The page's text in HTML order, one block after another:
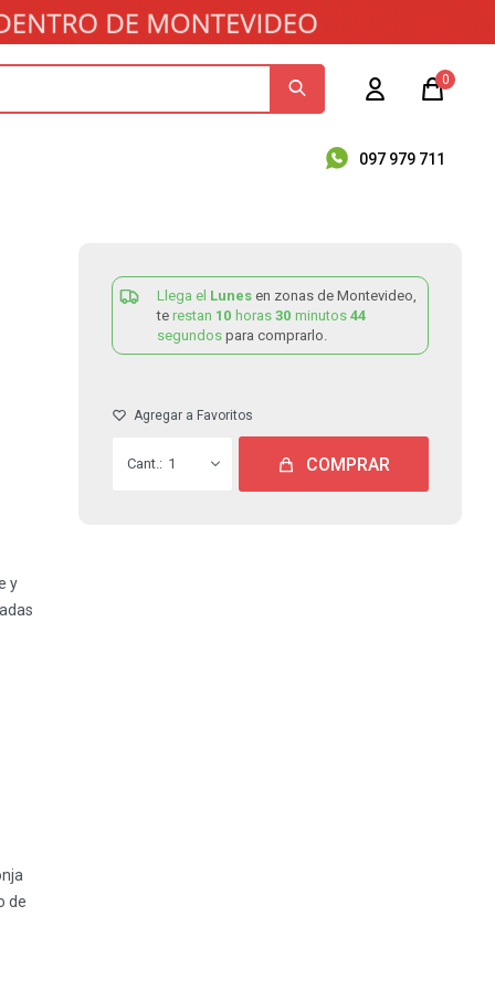
097 979 711
0
y
de
Llega el Lunes en zonas de Montevideo,
te restan 10 horas 30 minutos 44
segundos para comprarlo.
1 COMPRAR